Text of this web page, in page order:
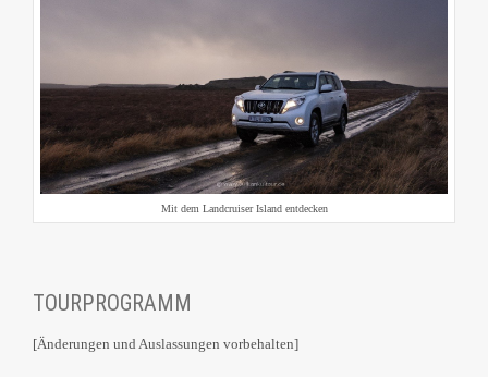
Mit dem Landcruiser Island entdecken
TOURPROGRAMM
[Änderungen und Auslassungen vorbehalten]